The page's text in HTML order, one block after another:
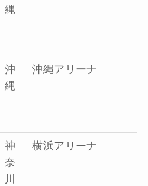
縄
沖
縄
沖縄アリーナ
神
奈
川
横浜アリーナ